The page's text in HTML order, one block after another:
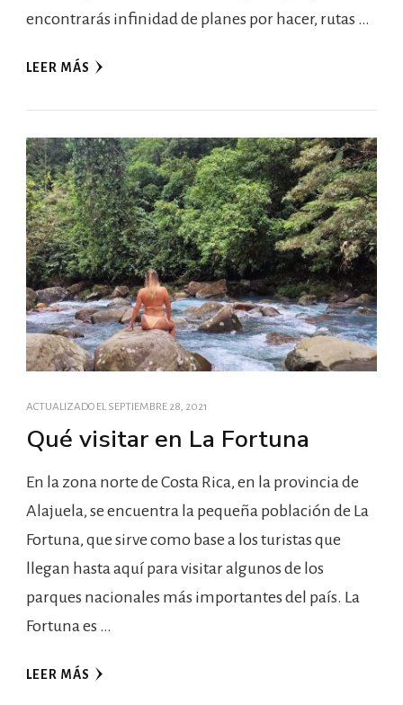
encontrarás infinidad de planes por hacer, rutas …
LEER MÁS
ACTUALIZADO EL SEPTIEMBRE 28, 2021
Qué visitar en La Fortuna
En la zona norte de Costa Rica, en la provincia de
Alajuela, se encuentra la pequeña población de La
Fortuna, que sirve como base a los turistas que
llegan hasta aquí para visitar algunos de los
parques nacionales más importantes del país. La
Fortuna es …
LEER MÁS